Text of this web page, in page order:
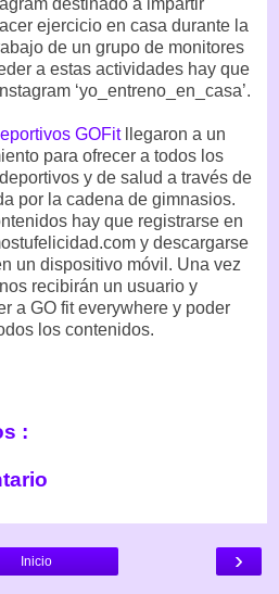
ejercicio en casa durante la
de un grupo de monitores
a estas actividades hay que
‘yo_entreno_en_casa’.
GOFitllegaron a un
para ofrecer a todos los
y de salud a través de
por la cadena de gimnasios.
hay que registrarse en
y descargarse
un dispositivo móvil. Una vez
recibirán un usuario y
a GO fit everywhere y poder
los contenidos.
:
›
Inicio